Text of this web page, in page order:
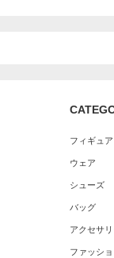
フィギュ
ウェア
シューズ
バッグ
アクセサ
ファッシ